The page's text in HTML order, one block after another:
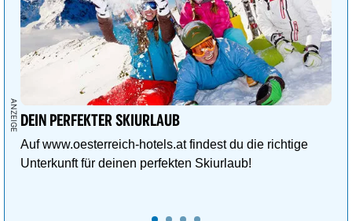
DEIN PERFEKTER SKIURLAUB
Auf www.oesterreich-hotels.at findest du die richtige
Unterkunft für deinen perfekten Skiurlaub!